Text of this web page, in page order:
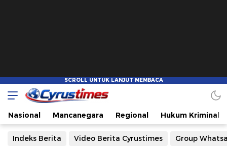
Cyrustimes.com
Cepat Tajam dan Akurat
Nasional Mancanegara Regional Hukum Kriminal
Indeks Berita Video Berita Cyrustimes Group